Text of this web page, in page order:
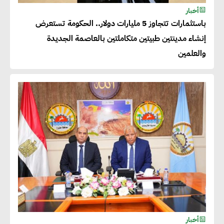
العالمية
المساهمة في التنمية الاجتماعية
طويلة الأجل من خلال التركيز على
التعليم والبنية التحتية
إيزابيل باراسرام : تطبيق القيم
الاجتماعية بطريقة فعالة سيؤدي
لرفاهية وسعادة الجميع على
كوكب الأرض
أخبار
باستثمارات تتجاوز 5 مليارات دولار.. الحكومة تستعرض
إنشاء مدينتين طبيتين متكاملتين بالعاصمة الجديدة
والعلمين
أخبار